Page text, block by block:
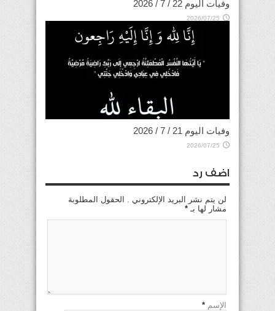
وفيات اليوم 22 / 7 / 2026
2026/07/25
وفيات اليوم 21 / 7 / 2026
2026/07/25
اضف رد
لن يتم نشر البريد الإلكتروني . الحقول المطلوبة
مشار لها بـ *
الإسم *